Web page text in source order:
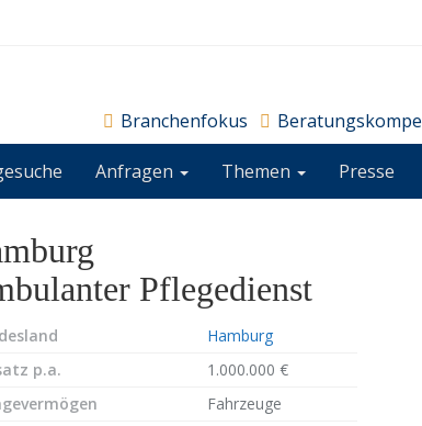
Branchenfokus
Anfragen Themen Presse
Pflegedienst
Hamburg
p.a.
1.000.000 €
Fahrzeuge